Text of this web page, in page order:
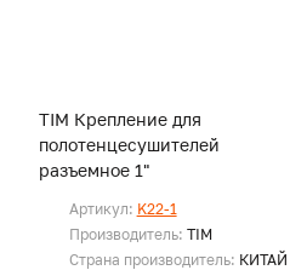
TIM Крепление для
полотенцесушителей
разъемное 1"
Артикул: K22-1
Производитель: TIM
Страна производитель: КИТАЙ